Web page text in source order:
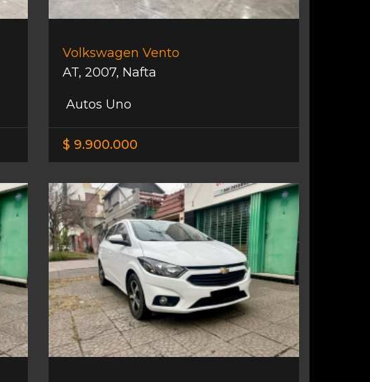
Volkswagen Vento
AT, 2007, Nafta
Autos Uno
$ 9.900.000